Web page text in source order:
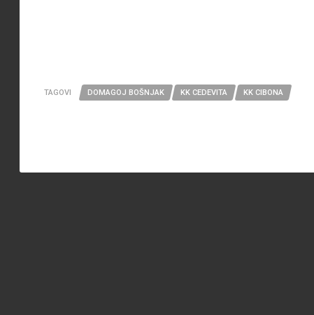
TAGOVI DOMAGOJ BOŠNJAK KK CEDEVITA KK CIBONA